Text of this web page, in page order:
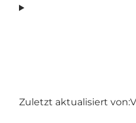
Zuletzt aktualisiert von: